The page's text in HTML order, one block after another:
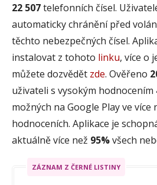
22 507telefonních čísel.
automaticky chránění před
těchto nebezpečných čísel.
instalovat z tohoto linku, více o
můžete dozvědět zde. Ověřeno
uživateli s vysokým hodnocením
možných na Google Play ve více
hodnoceních. Aplikace je
aktuálně více než 95%všech
ZÁZNAM Z ČERNÉ LISTINY